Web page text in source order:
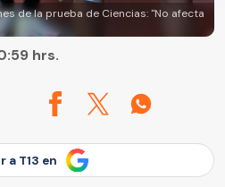
de la prueba de Ciencias: "No afecta
hrs.
a T13 en